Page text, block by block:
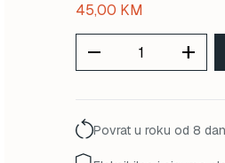
45,00 KM
remove add
Povrat u roku od 8